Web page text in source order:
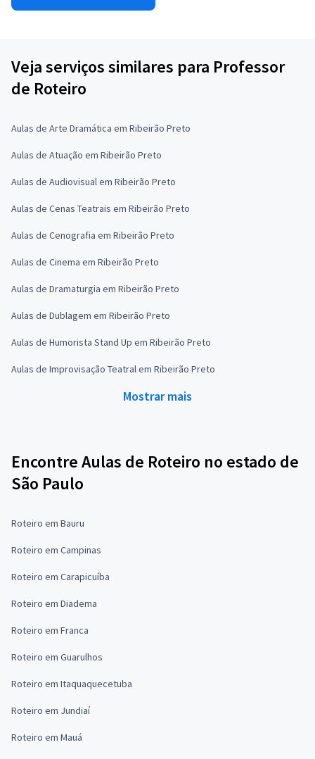
Veja serviços similares para Professor
de Roteiro
Aulas de Arte Dramática em Ribeirão Preto
Aulas de Atuação em Ribeirão Preto
Aulas de Audiovisual em Ribeirão Preto
Aulas de Cenas Teatrais em Ribeirão Preto
Aulas de Cenografia em Ribeirão Preto
Aulas de Cinema em Ribeirão Preto
Aulas de Dramaturgia em Ribeirão Preto
Aulas de Dublagem em Ribeirão Preto
Aulas de Humorista Stand Up em Ribeirão Preto
Aulas de Improvisação Teatral em Ribeirão Preto
Mostrar mais
Encontre Aulas de Roteiro no estado de
São Paulo
Roteiro em Bauru
Roteiro em Campinas
Roteiro em Carapicuíba
Roteiro em Diadema
Roteiro em Franca
Roteiro em Guarulhos
Roteiro em Itaquaquecetuba
Roteiro em Jundiaí
Roteiro em Mauá